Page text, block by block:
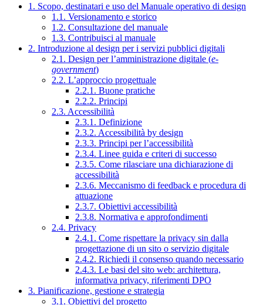
1. Scopo, destinatari e uso del Manuale operativo di design
1.1. Versionamento e storico
1.2. Consultazione del manuale
1.3. Contribuisci al manuale
2. Introduzione al design per i servizi pubblici digitali
2.1. Design per l’amministrazione digitale (e-
government)
2.2. L’approccio progettuale
2.2.1. Buone pratiche
2.2.2. Principi
2.3. Accessibilità
2.3.1. Definizione
2.3.2. Accessibilità by design
2.3.3. Principi per l’accessibilità
2.3.4. Linee guida e criteri di successo
2.3.5. Come rilasciare una dichiarazione di
accessibilità
2.3.6. Meccanismo di feedback e procedura di
attuazione
2.3.7. Obiettivi accessibilità
2.3.8. Normativa e approfondimenti
2.4. Privacy
2.4.1. Come rispettare la privacy sin dalla
progettazione di un sito o servizio digitale
2.4.2. Richiedi il consenso quando necessario
2.4.3. Le basi del sito web: architettura,
informativa privacy, riferimenti DPO
3. Pianificazione, gestione e strategia
3.1. Obiettivi del progetto